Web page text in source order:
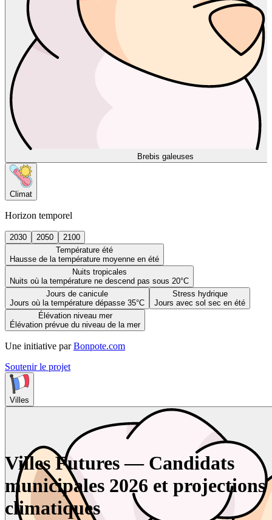
Brebis galeuses
Climat
Horizon temporel
2030 2050
2100
Température été
Hausse de la température moyenne en été
Nuits tropicales
Nuits où la température ne descend pas sous 20°C
Jours de canicule
Jours où la température dépasse 35°C
Stress hydrique
Jours avec sol sec en été
Élévation niveau mer
Élévation prévue du niveau de la mer
Une initiative par Bonpote.com
Soutenir le projet
Villes
Villes Futures — Candidats
municipales 2026 et projections
climatiques